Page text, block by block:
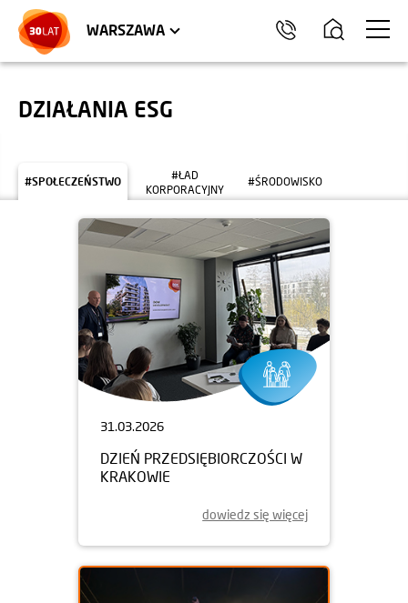
WARSZAWA
HEL
DZIAŁANIA ESG
#SPOŁECZEŃSTWO
#ŁAD
KORPORACYJNY
#ŚRODOWISKO
31.03.2026
DZIEŃ PRZEDSIĘBIORCZOŚCI W
KRAKOWIE
dowiedz się więcej